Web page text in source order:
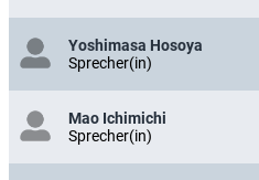
Yoshimasa Hosoya
Sprecher(in)
Mao Ichimichi
Sprecher(in)